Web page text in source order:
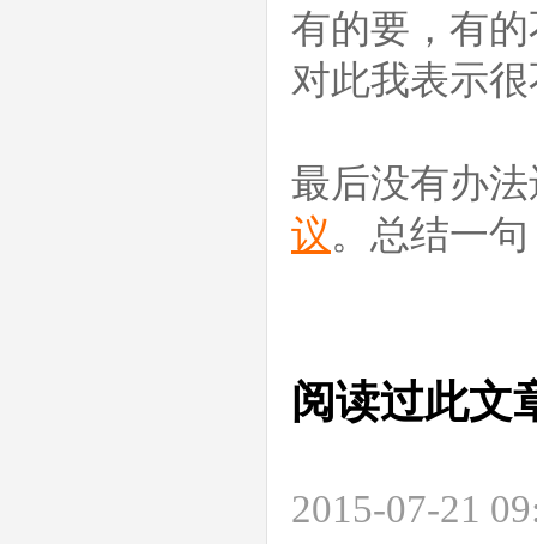
有的要，有
对此我表示
最后没有办
议。总结一
阅读过此文
2015-07-21